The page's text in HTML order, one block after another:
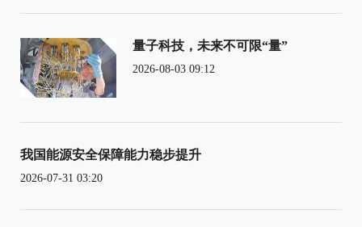
量子科技，未来不可限“量”
2026-08-03 09:12
我国能源安全保障能力稳步提升
2026-07-31 03:20